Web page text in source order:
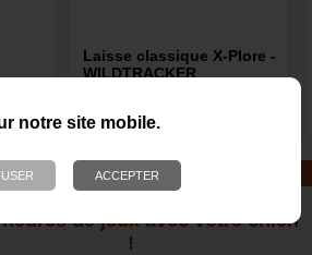
notre site mobile.
Laisse classique X-Plore -
WILDTRACKER
10,60 €
nombreuses nouveautés pour
de jeux avec votre chien
!